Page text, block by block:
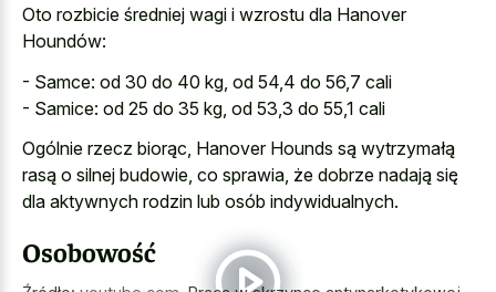
Oto rozbicie średniej wagi i wzrostu dla Hanover
Houndów:
- Samce: od 30 do 40 kg, od 54,4 do 56,7 cali
- Samice: od 25 do 35 kg, od 53,3 do 55,1 cali
Ogólnie rzecz biorąc, Hanover Hounds są wytrzymałą
rasą o silnej budowie, co sprawia, że dobrze nadają się
dla aktywnych rodzin lub osób indywidualnych.
Osobowość